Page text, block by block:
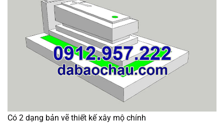
Có 2 dạng bản vẽ thiết kế xây mộ chính